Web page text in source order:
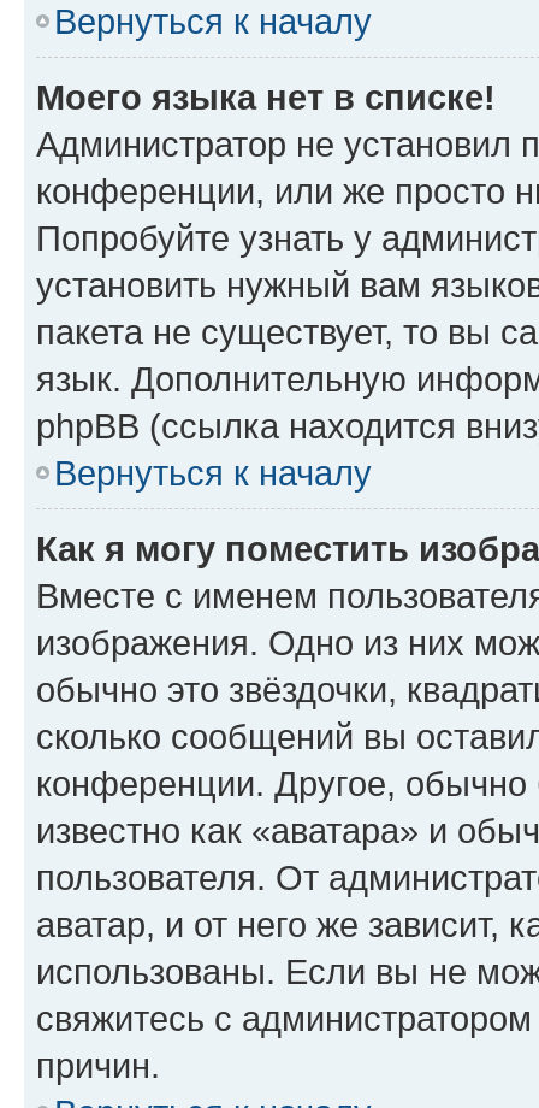
Вернуться к началу
Моего языка нет в списке!
Администратор не установил
конференции, или же просто
Попробуйте узнать у
установить нужный вам
пакета не существует, то вы
язык. Дополнительную
phpBB (ссылка находится
Вернуться к началу
Как я могу поместить
Вместе с именем
изображения. Одно из них
обычно это звёздочки,
сколько сообщений вы
конференции. Другое,
известно как «аватара» и
пользователя. От
аватар, и от него же зависит,
использованы. Если вы не
свяжитесь с
причин.